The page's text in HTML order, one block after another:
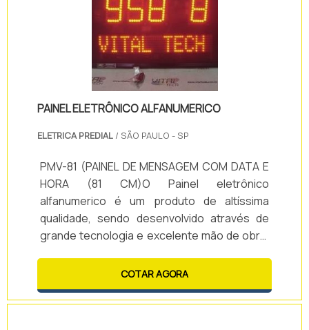
PAINEL ELETRÔNICO ALFANUMERICO
ELETRICA PREDIAL / SÃO PAULO - SP
PMV-81 (PAINEL DE MENSAGEM COM DATA E
HORA (81 CM)O Painel eletrônico
alfanumerico é um produto de altíssima
qualidade, sendo desenvolvido através de
grande tecnologia e excelente mão de obra,
especializada. Com isso, o objetivo da Vital
Tech, fabricante do Painel eletrônico
alfanumerico, é proporcionar as melhores
COTAR AGORA